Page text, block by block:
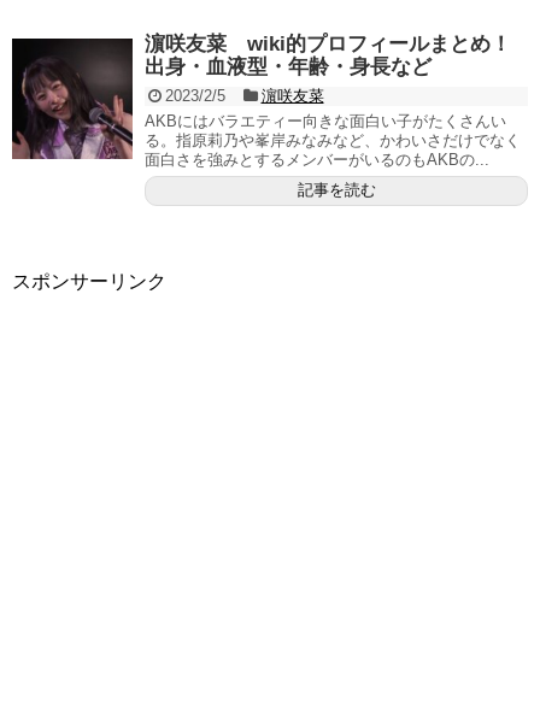
濵咲友菜 wiki的プロフィールまとめ！
出身・血液型・年齢・身長など
2023/2/5
濵咲友菜
AKBにはバラエティー向きな面白い子がたくさんい
る。指原莉乃や峯岸みなみなど、かわいさだけでなく
面白さを強みとするメンバーがいるのもAKBの...
記事を読む
スポンサーリンク